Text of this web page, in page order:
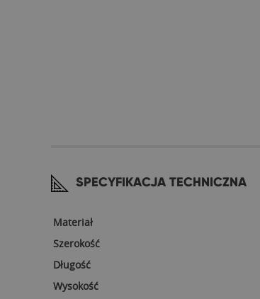
SPECYFIKACJA TECHNICZNA
Materiał
Szerokość
Długość
Wysokość